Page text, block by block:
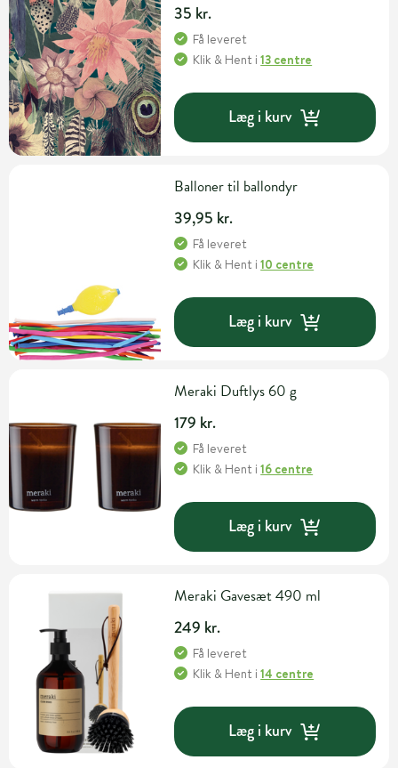
35 kr.
Få leveret
Klik & Hent i13 centre
Læg i kurv
Balloner til ballondyr
39,95 kr.
Få leveret
Klik & Hent i10 centre
Læg i kurv
Meraki Duftlys 60 g
179 kr.
Få leveret
Klik & Hent i16 centre
Læg i kurv
Meraki Gavesæt 490 ml
249 kr.
Få leveret
Klik & Hent i14 centre
Læg i kurv